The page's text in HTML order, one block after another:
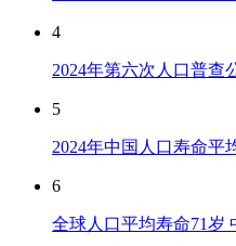
4
2024年第六次人口普查
5
2024年中国人口寿命平
6
全球人口平均寿命71岁